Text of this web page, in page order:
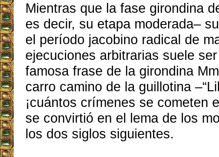
Mientras que la fase girondina
es decir, su etapa moderada–
el período jacobino radical de
ejecuciones arbitrarias suele
famosa frase de la girondina
carro camino de la guillotina
¡cuántos crímenes se cometen
se convirtió en el lema de los
los dos siglos siguientes.